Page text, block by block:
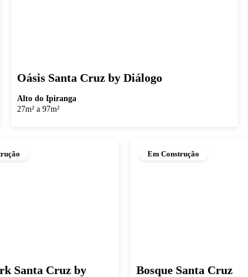
Oásis Santa Cruz by Diálogo
Alto do Ipiranga
27m² a 97m²
Santa Cruz by
Em Construção
Bosque Santa Cruz